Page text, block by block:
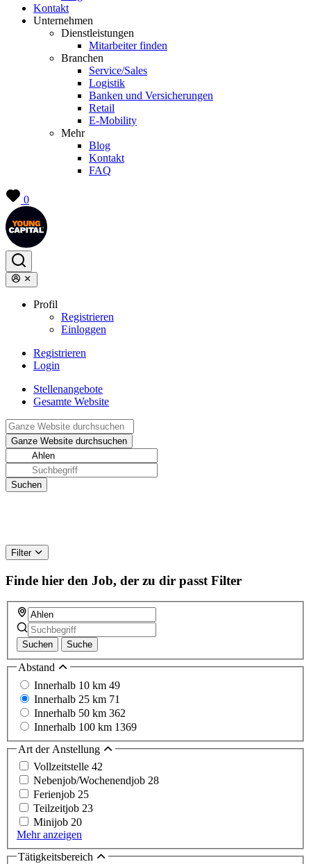
Kontakt
Unternehmen
Dienstleistungen
Mitarbeiter finden
Branchen
Service/Sales
Logistik
Banken und Versicherungen
Retail
E-Mobility
Mehr
Blog
Kontakt
FAQ
0
Profil
Registrieren
Einloggen
Registrieren
Login
Stellenangebote
Gesamte Website
Filter
Finde hier den Job, der zu dir passt Filter
Suchen Suche
Abstand
Innerhalb 10 km 49
Innerhalb 25 km 71
Innerhalb 50 km 362
Innerhalb 100 km 1369
Art der Anstellung
Vollzeitstelle 42
Nebenjob/Wochenendjob 28
Ferienjob 25
Teilzeitjob 23
Minijob 20
Mehr anzeigen
Tätigkeitsbereich